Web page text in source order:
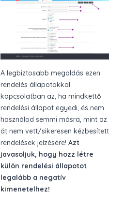
A legbiztosabb megoldás ezen
rendelés állapotokkal
kapcsolatban az, ha mindkettő
rendelési állapot egyedi, és nem
használod semmi másra, mint az
át nem vett/sikeresen kézbesített
rendelések jelzésére! Azt
javasoljuk, hogy hozz létre
külön rendelési állapotot
legalább a negatív
kimenetelhez!